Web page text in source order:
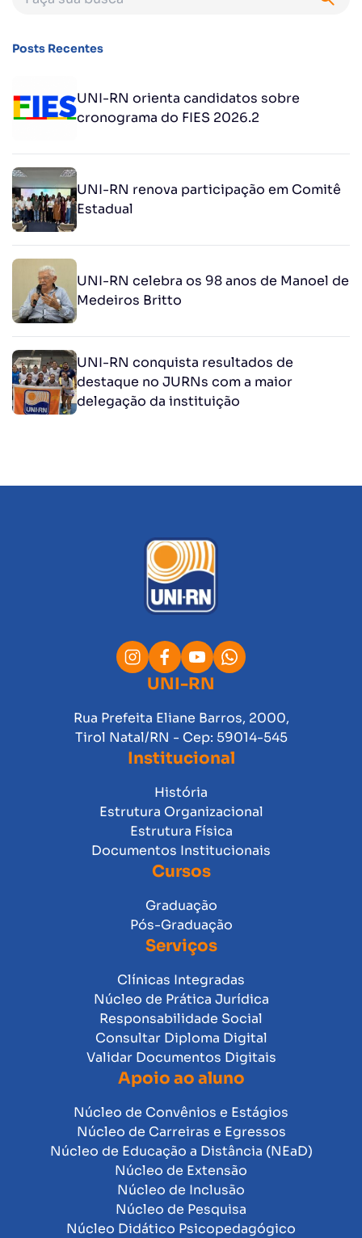
Posts Recentes
UNI-RN orienta candidatos sobre
cronograma do FIES 2026.2
UNI-RN renova participação em Comitê
Estadual
UNI-RN celebra os 98 anos de Manoel de
Medeiros Britto
UNI-RN conquista resultados de
destaque no JURNs com a maior
delegação da instituição
UNI-RN
Rua Prefeita Eliane Barros, 2000,
Tirol Natal/RN - Cep: 59014-545
Institucional
História
Estrutura Organizacional
Estrutura Física
Documentos Institucionais
Cursos
Graduação
Pós-Graduação
Serviços
Clínicas Integradas
Núcleo de Prática Jurídica
Responsabilidade Social
Consultar Diploma Digital
Validar Documentos Digitais
Apoio ao aluno
Núcleo de Convênios e Estágios
Núcleo de Carreiras e Egressos
Núcleo de Educação a Distância (NEaD)
Núcleo de Extensão
Núcleo de Inclusão
Núcleo de Pesquisa
Núcleo Didático Psicopedagógico